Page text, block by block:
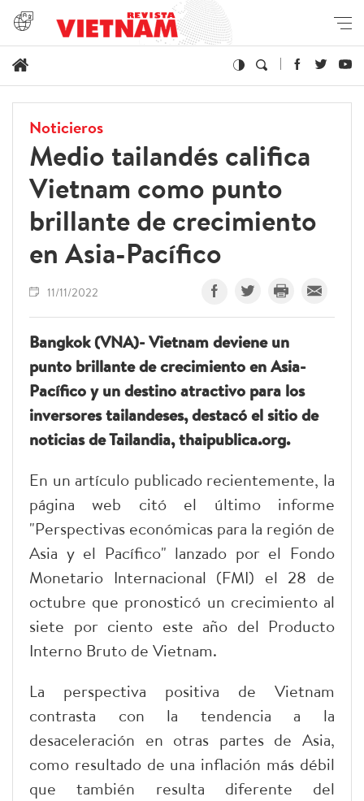
Noticieros
Medio tailandés califica
Vietnam como punto
brillante de crecimiento
en Asia-Pacífico
11/11/2022
Bangkok (VNA)- Vietnam deviene un
punto brillante de crecimiento en Asia-
Pacífico y un destino atractivo para los
inversores tailandeses, destacó el sitio de
noticias de Tailandia, thaipublica.org.
En un artículo publicado recientemente, la
página web citó el último informe
"Perspectivas económicas para la región de
Asia y el Pacífico" lanzado por el Fondo
Monetario Internacional (FMI) el 28 de
octubre que pronosticó un crecimiento al
siete por ciento este año del Producto
Interno Bruto de Vietnam.
La perspectiva positiva de Vietnam
contrasta con la tendencia a la
desaceleración en otras partes de Asia,
como resultado de una inflación más débil
que también resulta diferente del